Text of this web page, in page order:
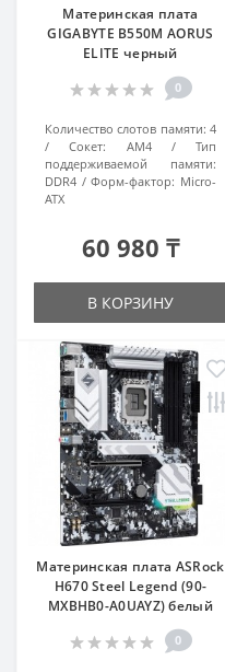
Материнская плата
GIGABYTE B550M AORUS
ELITE черный
0
Количество слотов памяти: 4
Сокет:
AM4
Тип
поддерживаемой памяти:
DDR4
Форм-фактор: Micro-
ATX
60 980 ₸
В КОРЗИНУ
Материнская плата ASRock
H670 Steel Legend (90-
MXBHB0-A0UAYZ) белый
0